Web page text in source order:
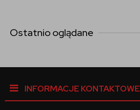
Ostatnio oglądane
INFORMACJE KONTAKTOWE